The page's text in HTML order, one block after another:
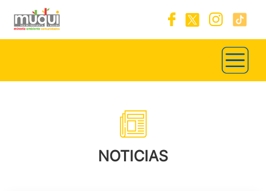
NOTICIAS